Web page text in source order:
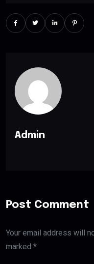
Admin
Post Comment
Your email address will
marked *